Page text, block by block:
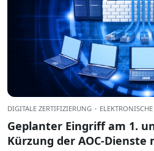
DIGITALE ZERTIFIZIERUNG ·
Geplanter Eingriff am 1.
Kürzung der AOC-